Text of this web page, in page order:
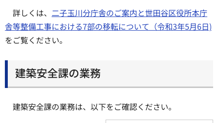
詳しくは、 二子玉川分庁舎のご案内と世田谷区役所本庁
舎等整備工事における7部の移転について（令和3年5月6日)
をご覧ください。
建築安全課の業務
建築安全課の業務は、以下をご確認ください。